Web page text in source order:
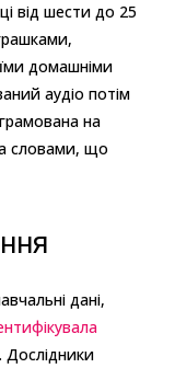
від шести до 25
домашніми
аудіо потім
на
словами, що
дані,
Дослідники